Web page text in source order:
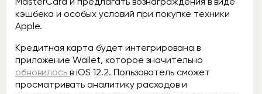
кэшбека и особых условий при покупке техники
Apple.
Кредитная карта будет интегрирована в
приложение Wallet, которое значительно
обновилось в iOS 12.2. Пользователь сможет
просматривать аналитику расходов и